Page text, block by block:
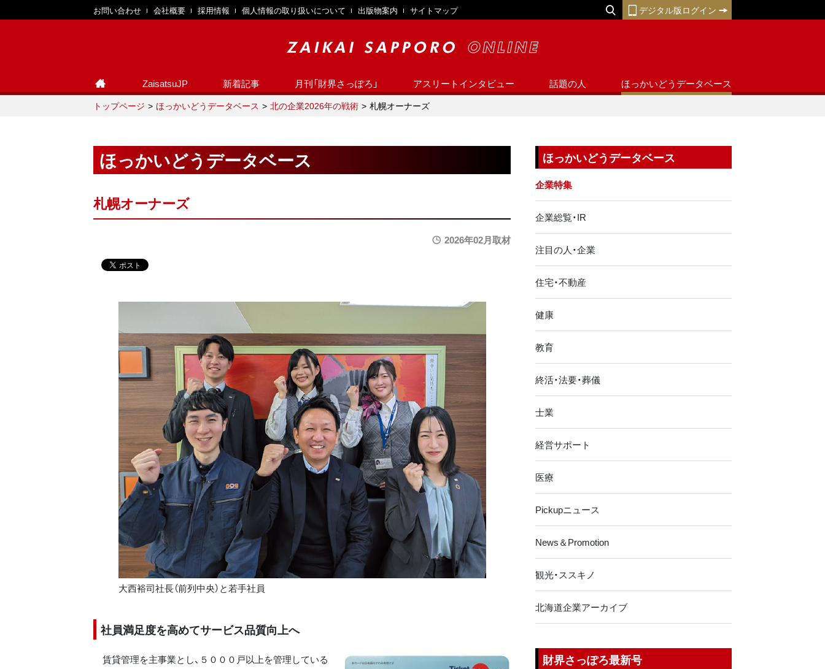
お問い合わせ 会社概要 採用情報 個人情報の取り扱いについて 出版物案内 サイトマップ デジタル版ログイン
ZaisatsuJP 新着記事 月刊「財界さっぽろ」 アスリートインタビュー 話題の人 ほっかいどうデータベース
トップページ ほっかいどうデータベース 北の企業2026年の戦術 札幌オーナーズ
ほっかいどうデータベース
札幌オーナーズ
2026年02月取材
大西裕司社長（前列中央）と若手社員
社員満足度を高めてサービス品質向上へ
賃貸管理を主事業とし、５０００戸以上を管理している
ほっかいどうデータベース
企業特集
企業総覧・IR
注目の人・企業
住宅・不動産
健康
教育
終活・法要・葬儀
士業
経営サポート
医療
Pickupニュース
News＆Promotion
観光・ススキノ
北海道企業アーカイブ
財界さっぽろ最新号